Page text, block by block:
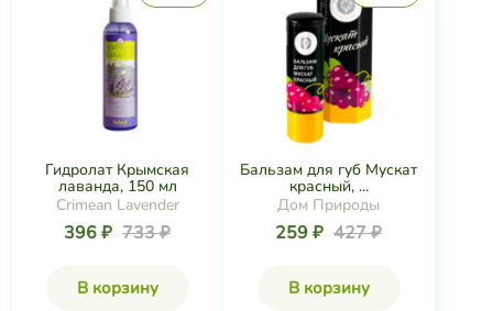
Гидролат Крымская
лаванда, 150 мл
Crimean Lavender
396 ₽ 733 ₽
В корзину
Бальзам для губ Мускат
красный, ...
Дом Природы
259 ₽ 427 ₽
В корзину